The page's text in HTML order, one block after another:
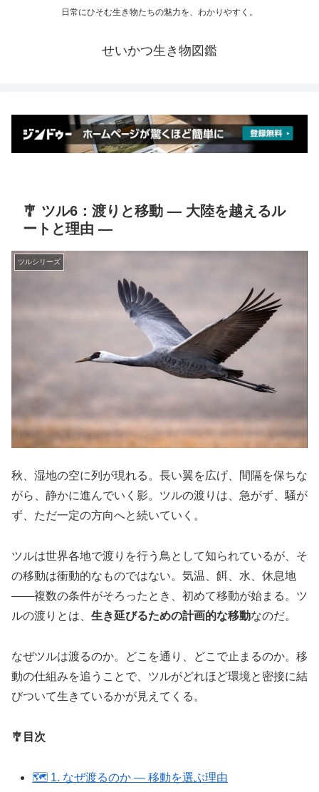
日常にひそむ生き物たちの魅力を、わかりやすく。
せいかつ生き物図鑑
🎐 ツル6：渡りと移動 ― 大陸を越えるル
ートと理由 ―
ツルシリーズ
秋、湿地の空に列が現れる。長い翼を広げ、間隔を保ちな
がら、静かに進んでいく影。ツルの渡りは、急がず、騒が
ず、ただ一定の方向へと続いていく。
ツルは世界各地で渡りを行う鳥として知られているが、そ
の移動は衝動的なものではない。気温、餌、水、休息地
――複数の条件がそろったとき、初めて移動が始まる。ツ
ルの渡りとは、 生き延びるための計画的な移動なのだ。
なぜツルは渡るのか。どこを通り、どこで止まるのか。移
動の仕組みを追うことで、ツルがどれほど環境と密接に結
びついて生きているかが見えてくる。
🎐目次
🗺️ 1. なぜ渡るのか ― 移動を選ぶ理由